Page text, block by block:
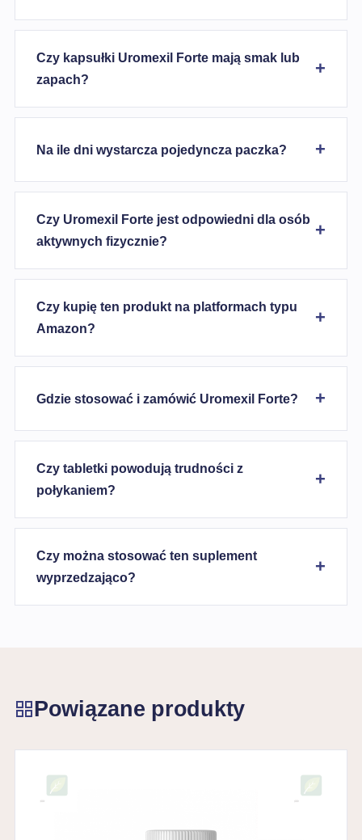
Czy kapsułki Uromexil Forte mają smak lub
zapach?
Na ile dni wystarcza pojedyncza paczka?
Czy Uromexil Forte jest odpowiedni dla osób
aktywnych fizycznie?
Czy kupię ten produkt na platformach typu
Amazon?
Gdzie stosować i zamówić Uromexil Forte?
Czy tabletki powodują trudności z
połykaniem?
Czy można stosować ten suplement
wyprzedzająco?
Powiązane produkty